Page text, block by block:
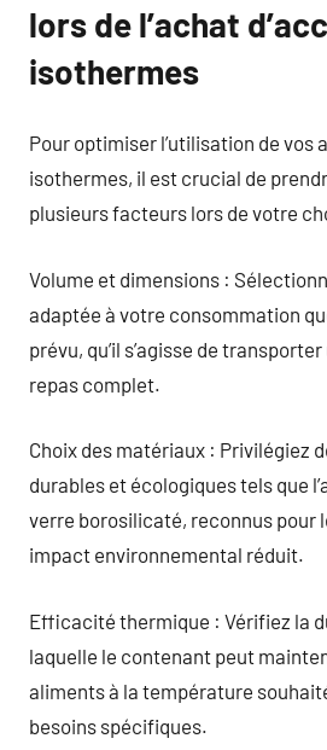
lors de l’achat
isothermes
Pour optimiser l’utilisation de vos
isothermes, il est crucial de
plusieurs facteurs lors de votre
Volume et dimensions :
adaptée à votre consommation
prévu, qu’il s’agisse de
repas complet.
Choix des matériaux : Privilégiez
durables et écologiques tels que
verre borosilicaté, reconnus pour
impact environnemental réduit.
Efficacité thermique : Vérifiez la
laquelle le contenant peut
aliments à la température
besoins spécifiques.